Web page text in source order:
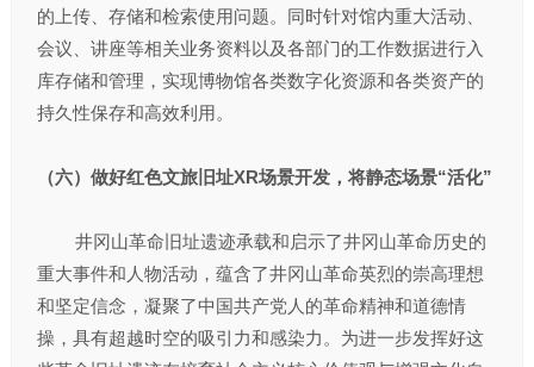
的上传、存储和检索使用问题。同时针对馆内重大活动、
会议、讲座等相关业务资料以及各部门的工作数据进行入
库存储和管理，实现博物馆各类数字化资源和各类资产的
持久性保存和高效利用。
（六）做好红色文旅旧址XR场景开发，将静态场景“活化”
井冈山革命旧址遗迹承载和启示了井冈山革命历史的
重大事件和人物活动，蕴含了井冈山革命英烈的崇高理想
和坚定信念，凝聚了中国共产党人的革命精神和道德情
操，具有超越时空的吸引力和感染力。为进一步发挥好这